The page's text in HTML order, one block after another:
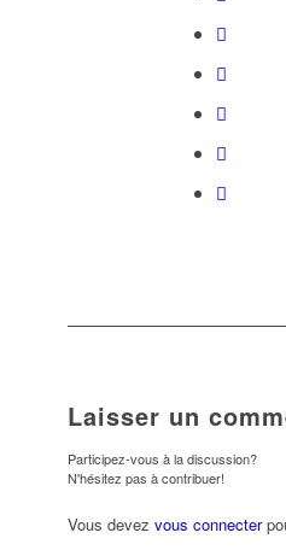
Laisser un
Participez-vous à la discussion?
N'hésitez pas à contribuer!
Vous devez vous connecter